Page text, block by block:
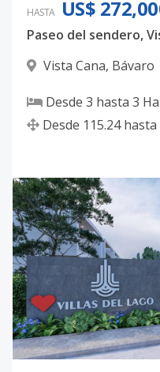
HASTA US$
Vista Cana, Bávaro
Desde 3 hasta 3
Desde 115.24 hasta